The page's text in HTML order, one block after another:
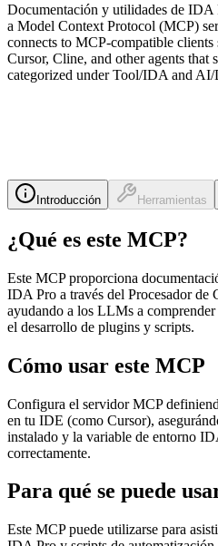
Documentación y utilidades de
a Model Context Protocol (MCP)
connects to MCP-compatible clients
Cursor, Cline, and other agents that
categorized under Tool/IDA and AI/
Introducción Herramientas
¿Qué es este MCP?
Este MCP proporciona
IDA Pro a través del Procesador
ayudando a los LLMs a
el desarrollo de plugins y scripts.
Cómo usar este MCP
Configura el servidor MCP
en tu IDE (como Cursor),
instalado y la variable de entorno
correctamente.
Para qué se puede
Este MCP puede utilizarse para